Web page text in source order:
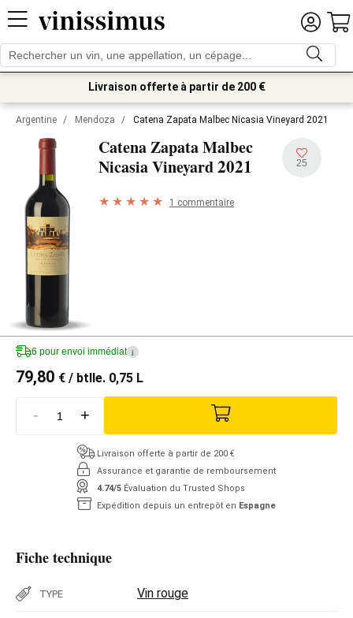
Livraison offerte à partir de 200 €
Argentine / Mendoza / Catena Zapata Malbec Nicasia Vineyard 2021
Catena Zapata Malbec
Nicasia Vineyard2021 25
1 commentaire
6 pour envoi immédiat i
79,80 € / btlle. 0,75 L
- +
Livraison offerte à partir de 200 €
Assurance et garantie de remboursement
4.74/5 Évaluation du Trusted Shops
Expédition depuis un entrepôt en Espagne
Fiche technique
TYPE Vin rouge